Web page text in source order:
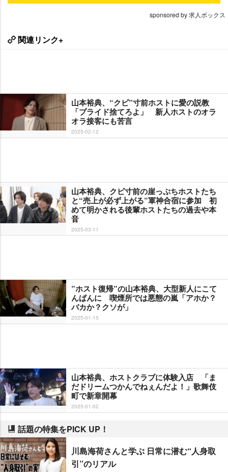
sponsored by 求人ボックス
関連リンク+
山本裕典、“クビ”寸前ホストに愛の説教
「プライド捨てろよ」 新人ホストのオラ
オラ接客にも苦言
2025-02-12
山本裕典、クビ寸前の崖っぷちホストたち
と“売上が必ず上がる”軍神合宿に参加 初
めて明かされる後輩ホストたちの過去や本
音
2025-03-11
”ホスト復帰”の山本裕典、大型新人にこて
んぱんに 喫煙所では悪態の嵐「アホか？
バカか？クソが」
2025-01-15
山本裕典、ホストクラブに体験入店 「ま
だドリームつかんでねぇんだよ！」歌舞伎
町で新章開幕
2025-01-02
話題の特集をPICK UP！
川島海荷さんと学ぶ 日常に潜む“人身取
引”のリアル